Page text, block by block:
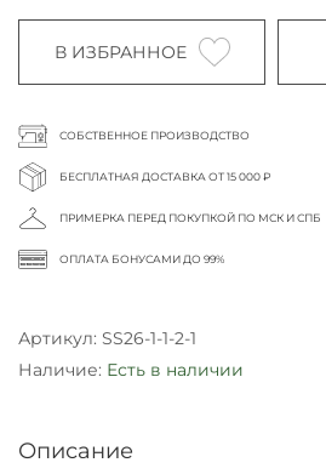
В ИЗБРАННОЕ
СОБСТВЕННОЕ ПРОИЗВОДСТВО
БЕСПЛАТНАЯ ДОСТАВКА ОТ 15 000 ₽
ПРИМЕРКА ПЕРЕД ПОКУПКОЙ ПО МСК И СПБ
ОПЛАТА БОНУСАМИ ДО 99%
Артикул: SS26-1-1-2-1
Наличие: Есть в наличии
Описание